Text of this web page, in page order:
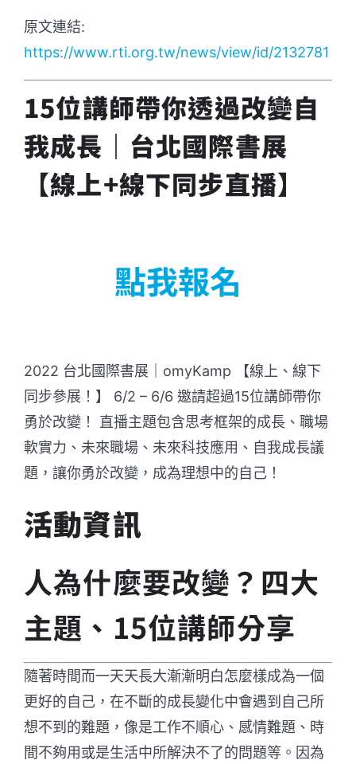
原文連結:
https://www.rti.org.tw/news/view/id/2132781
15位講師帶你透過改變自
我成長｜台北國際書展
【線上+線下同步直播】
點我報名
2022 台北國際書展｜omyKamp 【線上、線下
同步參展！】 6/2 – 6/6 邀請超過15位講師帶你
勇於改變！ 直播主題包含思考框架的成長、職場
軟實力、未來職場、未來科技應用、自我成長議
題，讓你勇於改變，成為理想中的自己！
活動資訊
人為什麼要改變？四大
主題、15位講師分享
隨著時間而一天天長大漸漸明白怎麼樣成為一個
更好的自己，在不斷的成長變化中會遇到自己所
想不到的難題，像是工作不順心、感情難題、時
間不夠用或是生活中所解決不了的問題等。因為